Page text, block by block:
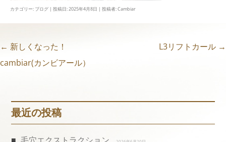
カテゴリー: ブログ | 投稿日:2025年4月8日 | 投稿者:Cambiar
投
ナ
ビ
← 新しくなった！
cambiar(カンビアール）
L3リフトカール →
最近の投稿